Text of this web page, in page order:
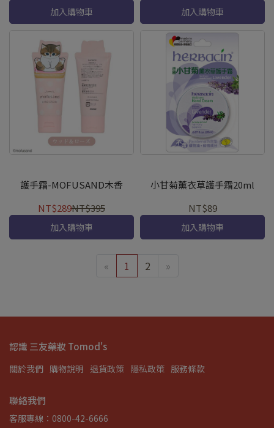
加入購物車 加入購物車
護手霜-MOFUSAND木香
NT$289NT$395
加入購物車
小甘菊薰衣草護手霜20ml
NT$89
加入購物車
« 1 2 »
認識 三友藥妝 Tomod's
關於我們 購物說明 退貨政策 隱私政策 服務條款
聯絡我們
客服專線：0800-42-6666